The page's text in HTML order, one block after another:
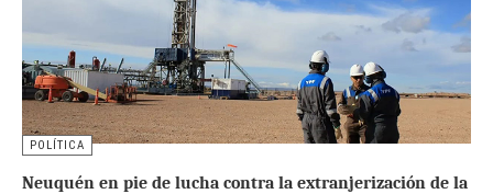
POLÍTICA
Neuquén en pie de lucha contra la extranjerización de la